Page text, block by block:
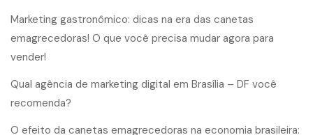
Marketing gastronômico: dicas na era das canetas
emagrecedoras! O que você precisa mudar agora para
vender!
Qual agência de marketing digital em Brasília – DF você
recomenda?
O efeito da canetas emagrecedoras na economia brasileira: